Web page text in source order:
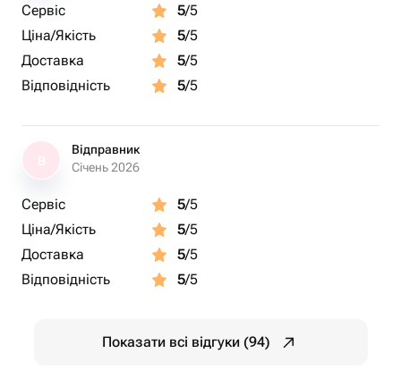
Сервіс 5/5
Ціна/Якість
5/5
Доставка
5/5
Відповідність
5/5
Відправник
Січень 2026
Сервіс 5/5
Ціна/Якість
5/5
Доставка
5/5
Відповідність
5/5
Показати всі відгуки (94)